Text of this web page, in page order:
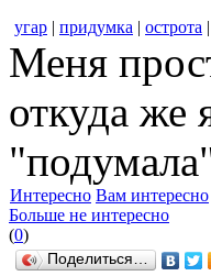
угар | придумка | острота |
Меня
откуда же
Интересно Вам интересно
Больше не интересно
(0)
Поделиться…